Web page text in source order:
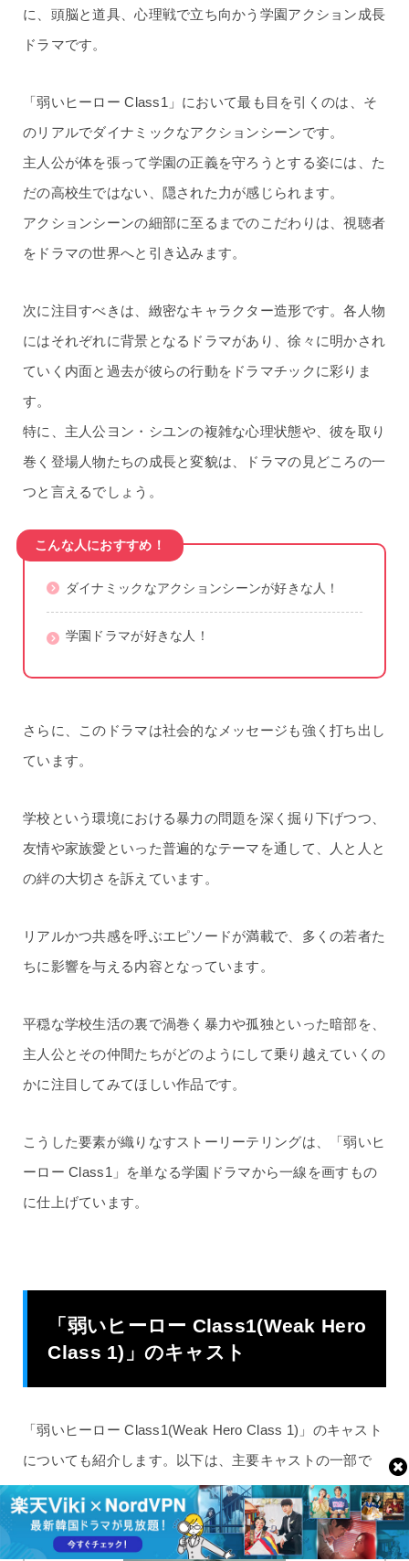
に、頭脳と道具、心理戦で立ち向かう学園アクション成長
ドラマです。
「弱いヒーロー Class1」において最も目を引くのは、そ
のリアルでダイナミックなアクションシーンです。
主人公が体を張って学園の正義を守ろうとする姿には、た
だの高校生ではない、隠された力が感じられます。
アクションシーンの細部に至るまでのこだわりは、視聴者
をドラマの世界へと引き込みます。
次に注目すべきは、緻密なキャラクター造形です。各人物
にはそれぞれに背景となるドラマがあり、徐々に明かされ
ていく内面と過去が彼らの行動をドラマチックに彩りま
す。
特に、主人公ヨン・シユンの複雑な心理状態や、彼を取り
巻く登場人物たちの成長と変貌は、ドラマの見どころの一
つと言えるでしょう。
こんな人におすすめ！
ダイナミックなアクションシーンが好きな人！
学園ドラマが好きな人！
さらに、このドラマは社会的なメッセージも強く打ち出し
ています。
学校という環境における暴力の問題を深く掘り下げつつ、
友情や家族愛といった普遍的なテーマを通して、人と人と
の絆の大切さを訴えています。
リアルかつ共感を呼ぶエピソードが満載で、多くの若者た
ちに影響を与える内容となっています。
平穏な学校生活の裏で渦巻く暴力や孤独といった暗部を、
主人公とその仲間たちがどのようにして乗り越えていくの
かに注目してみてほしい作品です。
こうした要素が織りなすストーリーテリングは、「弱いヒ
ーロー Class1」を単なる学園ドラマから一線を画すもの
に仕上げています。
「弱いヒーロー Class1(Weak Hero
Class 1)」のキャスト
「弱いヒーロー Class1(Weak Hero Class 1)」のキャスト
についても紹介します。以下は、主要キャストの一部で
す。